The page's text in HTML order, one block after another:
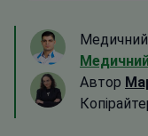
Автор